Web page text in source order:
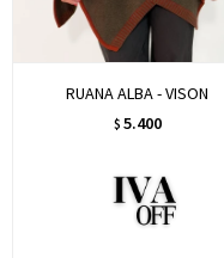
RUANA ALBA - VISON
$ 5.400